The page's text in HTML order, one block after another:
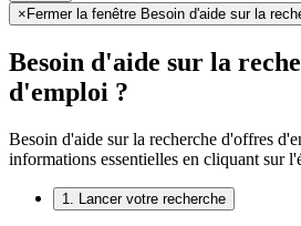
× Fermer la fenêtre Besoin d'aide sur la
Besoin d'aide sur la
d'emploi ?
Besoin d'aide sur la recherche d'offres
informations essentielles en cliquant sur
1. Lancer votre recherche